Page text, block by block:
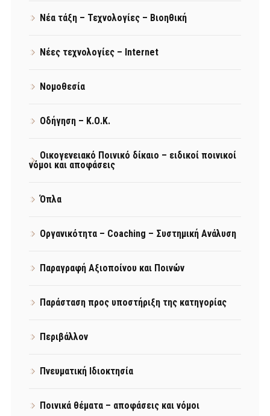
Νέα τάξη – Τεχνολογίες – Βιοηθική
Νέες τεχνολογίες – Internet
Νομοθεσία
Οδήγηση – Κ.Ο.Κ.
Οικογενειακό Ποινικό δίκαιο – ειδικοί ποινικοί
νόμοι και αποφάσεις
Όπλα
Οργανικότητα – Coaching – Συστημική Ανάλυση
Παραγραφή Αξιοποίνου και Ποινών
Παράσταση προς υποστήριξη της κατηγορίας
Περιβάλλον
Πνευματική Ιδιοκτησία
Ποινικά θέματα – αποφάσεις και νόμοι